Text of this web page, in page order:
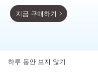
득템찬스
지금 구매하기
하루 동안 보지 않기
뒤로가기 카테고리